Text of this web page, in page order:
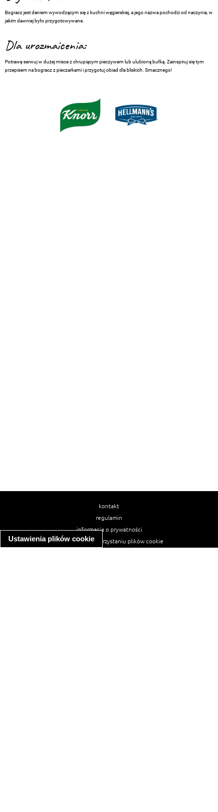
Ustawienia plików cookie
Bogracz jest daniem wywodzącym się z kuchni węgierskiej, a jego nazwa pochodzi od naczynia, w
jakim dawniej było przygotowywane.
Dla urozmaicenia:
Potrawę serwuj w dużej misce z chrupiącym pieczywem lub ulubioną bułką. Zainspiruj się tym
przepisem na bogracz z pieczarkami i przygotuj obiad dla bliskich. Smacznego!
kontakt
regulamin
informacja o prywatności
informacja o wykorzystaniu plików cookie